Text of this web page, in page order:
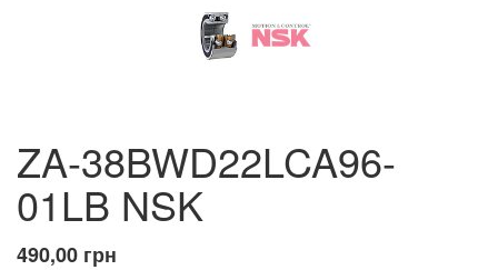
ZA-38BWD22LCA96-
01LB NSK
490,00 грн